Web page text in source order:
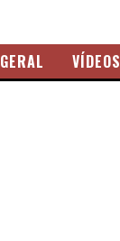
GERAL VÍDEOS